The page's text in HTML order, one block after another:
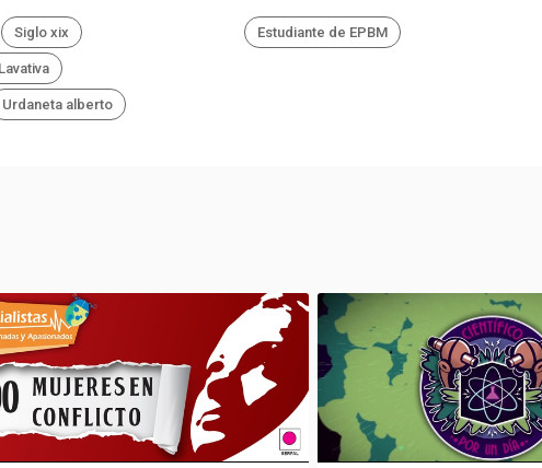
Siglo xix
Lavativa
Urdaneta alberto
Estudiante de EPBM